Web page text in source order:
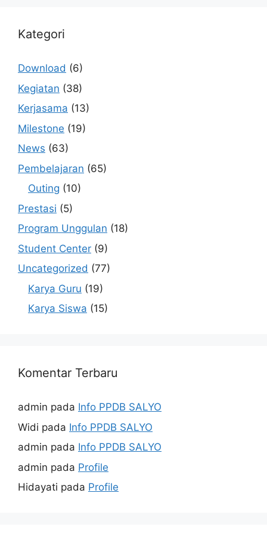
Kategori
Download (6)
Kegiatan (38)
Kerjasama (13)
Milestone (19)
News (63)
Pembelajaran (65)
Outing (10)
Prestasi (5)
Program Unggulan (18)
Student Center (9)
Uncategorized (77)
Karya Guru (19)
Karya Siswa (15)
Komentar Terbaru
admin pada Info PPDB SALYO
Widi pada Info PPDB SALYO
admin pada Info PPDB SALYO
admin pada Profile
Hidayati pada Profile